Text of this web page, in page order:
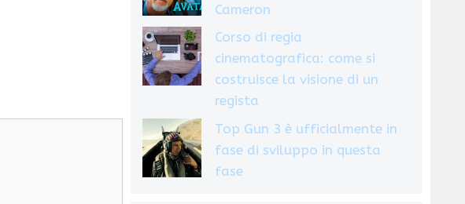
Cameron
Corso di regia
cinematografica: come si
costruisce la visione di un
regista
Top Gun 3 è ufficialmente in
fase di sviluppo in questa
fase